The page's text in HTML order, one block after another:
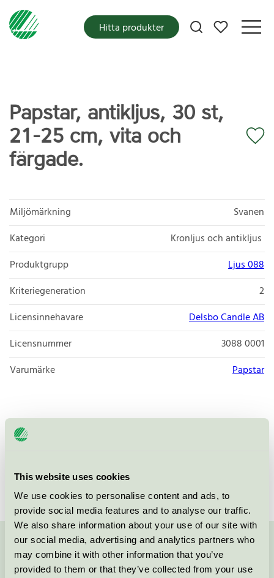
This website uses cookies
We use cookies to personalise content and ads, to
provide social media features and to analyse our traffic.
We also share information about your use of our site with
our social media, advertising and analytics partners who
may combine it with other information that you’ve
provided to them or that they’ve collected from your use
Mina favoriter
Hitta produkter
Papstar, antikljus, 30 st,
21-25 cm, vita och
färgade.
Miljömärkning
Svanen
Kategori
Kronljus och antikljus
Produktgrupp
Ljus 088
Kriteriegeneration
2
Licensinnehavare
Delsbo Candle AB
Licensnummer
3088 0001
Varumärke
Papstar
Stakljus i 100% stearin. Med fin och hög låga och med
Kontakta oss på08-55 55 24 00eller via formuläret: